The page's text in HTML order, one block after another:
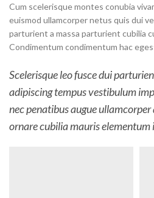
Cum scelerisque montes conubia
euismod ullamcorper netus quis dui
parturient a massa parturient cubilia
Condimentum condimentum hac
Scelerisque leo fusce dui
adipiscing tempus vestibulum
nec penatibus augue ullamcorper
ornare cubilia mauris